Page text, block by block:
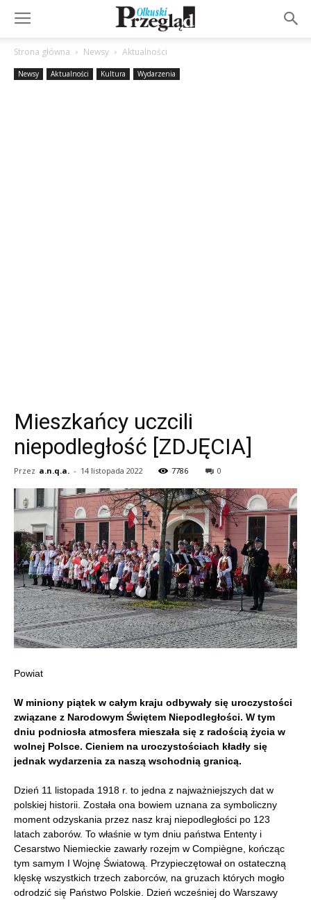
Strona główna Newsy Aktualności
Newsy Aktualności Kultura Wydarzenia
Mieszkańcy uczcili
niepodległość [ZDJĘCIA]
Przez a.n.q.a. - 14 listopada 2022 7786 0
Powiat
W miniony piątek w całym kraju odbywały się uroczystości
związane z Narodowym Świętem Niepodległości. W tym
dniu podniosła atmosfera mieszała się z radością życia w
wolnej Polsce. Cieniem na uroczystościach kładły się
jednak wydarzenia za naszą wschodnią granicą.
Dzień 11 listopada 1918 r. to jedna z najważniejszych dat w
polskiej historii. Została ona bowiem uznana za symboliczny
moment odzyskania przez nasz kraj niepodległości po 123
latach zaborów. To właśnie w tym dniu państwa Ententy i
Cesarstwo Niemieckie zawarły rozejm w Compiègne, kończąc
tym samym I Wojnę Światową. Przypieczętował on ostateczną
klęskę wszystkich trzech zaborców, na gruzach których mogło
odrodzić się Państwo Polskie. Dzień wcześniej do Warszawy